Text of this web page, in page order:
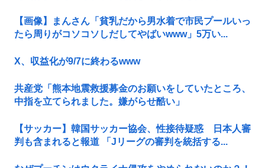
【画像】まんさん「貧乳だから男水着で市民プールいっ
たら周りがコソコソしだしてやばいwww」5万い...
X、収益化が9/7に終わるwww
共産党「熊本地震救援募金のお願いをしていたところ、
中指を立てられました。嫌がらせ酷い」
【サッカー】韓国サッカー協会、性接待疑惑 日本人審
判も含まれると報道 「Jリーグの審判を統括する...